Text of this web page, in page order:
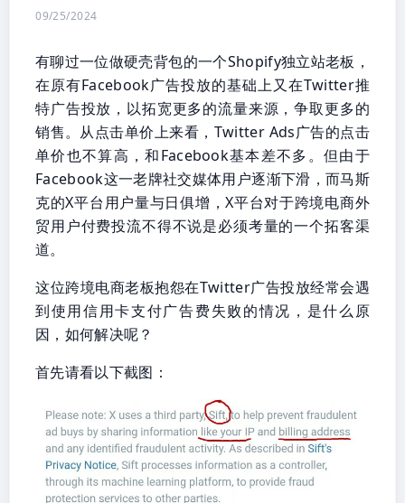
09/25/2024
有聊过一位做硬壳背包的一个Shopify独立站老板，
在原有Facebook广告投放的基础上又在Twitter推
特广告投放，以拓宽更多的流量来源，争取更多的
销售。从点击单价上来看，Twitter Ads广告的点击
单价也不算高，和Facebook基本差不多。但由于
Facebook这一老牌社交媒体用户逐渐下滑，而马斯
克的X平台用户量与日俱增，X平台对于跨境电商外
贸用户付费投流不得不说是必须考量的一个拓客渠
道。
这位跨境电商老板抱怨在Twitter广告投放经常会遇
到使用信用卡支付广告费失败的情况，是什么原
因，如何解决呢？
首先请看以下截图：